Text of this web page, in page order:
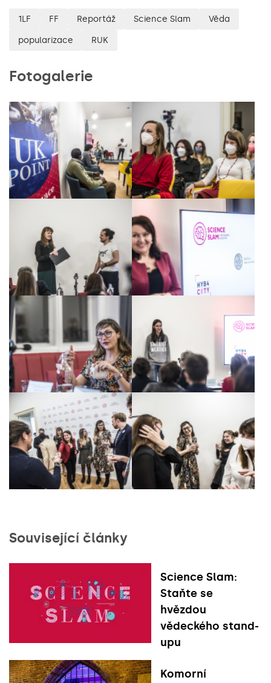
1LF FF Reportáž Science Slam Věda
popularizace RUK
Fotogalerie
Související články
Science Slam:
Staňte se
hvězdou
vědeckého stand-
upu
Komorní